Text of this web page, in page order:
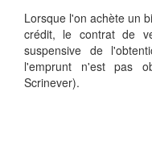
Lorsque l'on achète un
crédit, le contrat de
suspensive de
l'emprunt n'est pas
Scrinever).